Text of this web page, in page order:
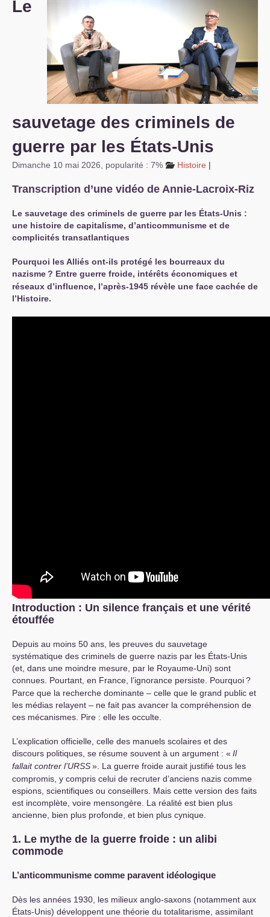
Vie du site
Le
sauvetage des criminels de
guerre par les États-Unis
Dimanche 10 mai 2026 popularité : 7% Histoire |
Transcription d’une vidéo de Annie-Lacroix-Riz
Le sauvetage des criminels de guerre par les États-Unis :
une histoire de capitalisme, d’anticommunisme et de
complicités transatlantiques
Pourquoi les Alliés ont-ils protégé les bourreaux du
nazisme? Entre guerre froide, intérêts économiques et
réseaux d’influence, l’après-1945 révèle une face cachée de
l’Histoire.
Introduction : Un silence français et une vérité
étouffée
Depuis au moins 50 ans, les preuves du sauvetage
systématique des criminels de guerre nazis par les États-Unis
(et, dans une moindre mesure, par le Royaume-Uni) sont
connues. Pourtant, en France, l’ignorance persiste. Pourquoi?
Parce que la recherche dominante – celle que le grand public et
les médias relayent – ne fait pas avancer la compréhension de
ces mécanismes. Pire : elle les occulte.
L’explication officielle, celle des manuels scolaires et des
discours politiques, se résume souvent à un argument : « Il
fallait contrer l’URSS». La guerre froide aurait justifié tous les
compromis, y compris celui de recruter d’anciens nazis comme
espions, scientifiques ou conseillers. Mais cette version des faits
est incomplète, voire mensongère. La réalité est bien plus
ancienne, bien plus profonde, et bien plus cynique.
1. Le mythe de la guerre froide : un alibi
commode
L’anticommunisme comme paravent idéologique
Dès les années 1930, les milieux anglo-saxons (notamment aux
États-Unis) développent une théorie du totalitarisme, assimilant